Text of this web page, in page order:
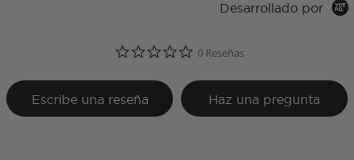
Desarrollado por
0.0 star rating
0 Reseñas
Escribe una reseña Haz una pregunta